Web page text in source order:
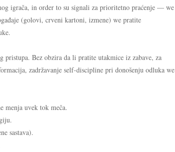
igrača, in order to su signali za prioritetno praćenje — we
(golovi, crveni kartoni, izmene) we pratite
pristupa. Bez obzira da li pratite utakmice iz zabave, za
zadržavanje self-discipline pri donošenju odluka we
menja uvek tok meča.
sastava).